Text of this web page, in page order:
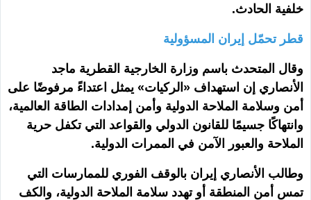
خلفية الحادث.
قطر تحمّل إيران المسؤولية
وقال المتحدث باسم وزارة الخارجية القطرية ماجد
الأنصاري إن استهداف «الركيات» يمثل اعتداءً مرفوضًا على
أمن وسلامة الملاحة الدولية وأمن إمدادات الطاقة العالمية،
وانتهاكًا جسيمًا للقانون الدولي والقواعد التي تكفل حرية
الملاحة والعبور الآمن في الممرات الدولية.
وطالب الأنصاري إيران بالوقف الفوري للممارسات التي
تمس أمن المنطقة أو تهدد سلامة الملاحة الدولية، والكف